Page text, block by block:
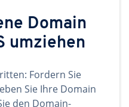
Domain
umziehen
Fordern Sie
Sie Ihre Domain
den Domain-